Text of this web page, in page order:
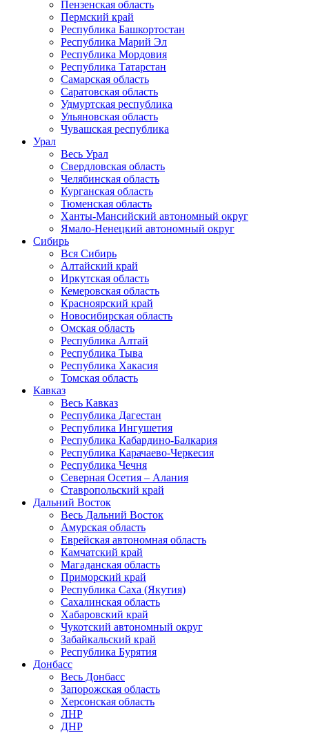
Пензенская область
Пермский край
Республика Башкортостан
Республика Марий Эл
Республика Мордовия
Республика Татарстан
Самарская область
Саратовская область
Удмуртская республика
Ульяновская область
Чувашская республика
Урал
Весь Урал
Свердловская область
Челябинская область
Курганская область
Тюменская область
Ханты-Мансийский автономный округ
Ямало-Ненецкий автономный округ
Сибирь
Вся Сибирь
Алтайский край
Иркутская область
Кемеровская область
Красноярский край
Новосибирская область
Омская область
Республика Алтай
Республика Тыва
Республика Хакасия
Томская область
Кавказ
Весь Кавказ
Республика Дагестан
Республика Ингушетия
Республика Кабардино-Балкария
Республика Карачаево-Черкесия
Республика Чечня
Северная Осетия – Алания
Ставропольский край
Дальний Восток
Весь Дальний Восток
Амурская область
Еврейская автономная область
Камчатский край
Магаданская область
Приморский край
Республика Саха (Якутия)
Сахалинская область
Хабаровский край
Чукотский автономный округ
Забайкальский край
Республика Бурятия
Донбасс
Весь Донбасс
Запорожская область
Херсонская область
ЛНР
ДНР